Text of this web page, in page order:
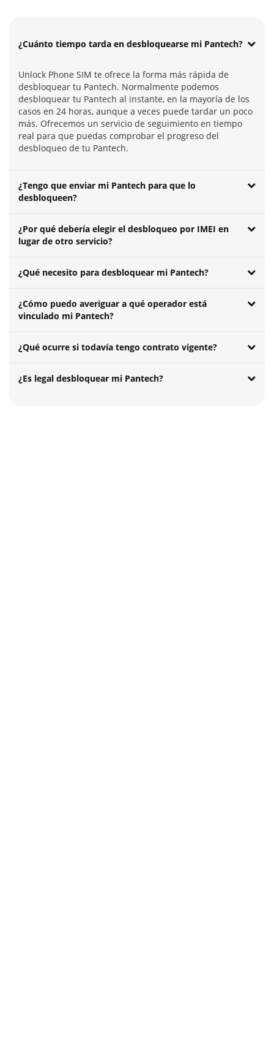
¿Cuánto tiempo tarda en desbloquearse mi Pantech?
Unlock Phone SIM te ofrece la forma más rápida de
desbloquear tu Pantech. Normalmente podemos
desbloquear tu Pantech al instante, en la mayoría de los
casos en 24 horas, aunque a veces puede tardar un poco
más. Ofrecemos un servicio de seguimiento en tiempo
real para que puedas comprobar el progreso del
desbloqueo de tu Pantech.
¿Tengo que enviar mi Pantech para que lo
desbloqueen?
¿Por qué debería elegir el desbloqueo por IMEI en
lugar de otro servicio?
¿Qué necesito para desbloquear mi Pantech?
¿Cómo puedo averiguar a qué operador está
vinculado mi Pantech?
¿Qué ocurre si todavía tengo contrato vigente?
¿Es legal desbloquear mi Pantech?